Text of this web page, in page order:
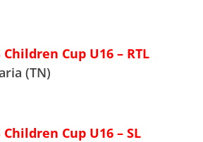
Cup U16 – RTL
(TN)
Cup U16 – SL